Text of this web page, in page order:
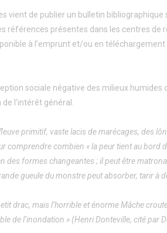
vient de publier un bulletin
références présentes dans les centres de
à l’emprunt et/ou en
sociale négative des milieux
l’intérêt général.
primitif, vaste lacis de marécages, des
combien « la peur tient au bord
des formes changeantes ; il peut être
gueule du monstre peut absorber, tarir à
drac, mais l’horrible et énorme Mâche
de l’inondation » (Henri Donteville, cité par